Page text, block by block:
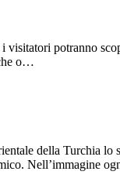
potranno
o…
della Turchia lo
Nell’immagine